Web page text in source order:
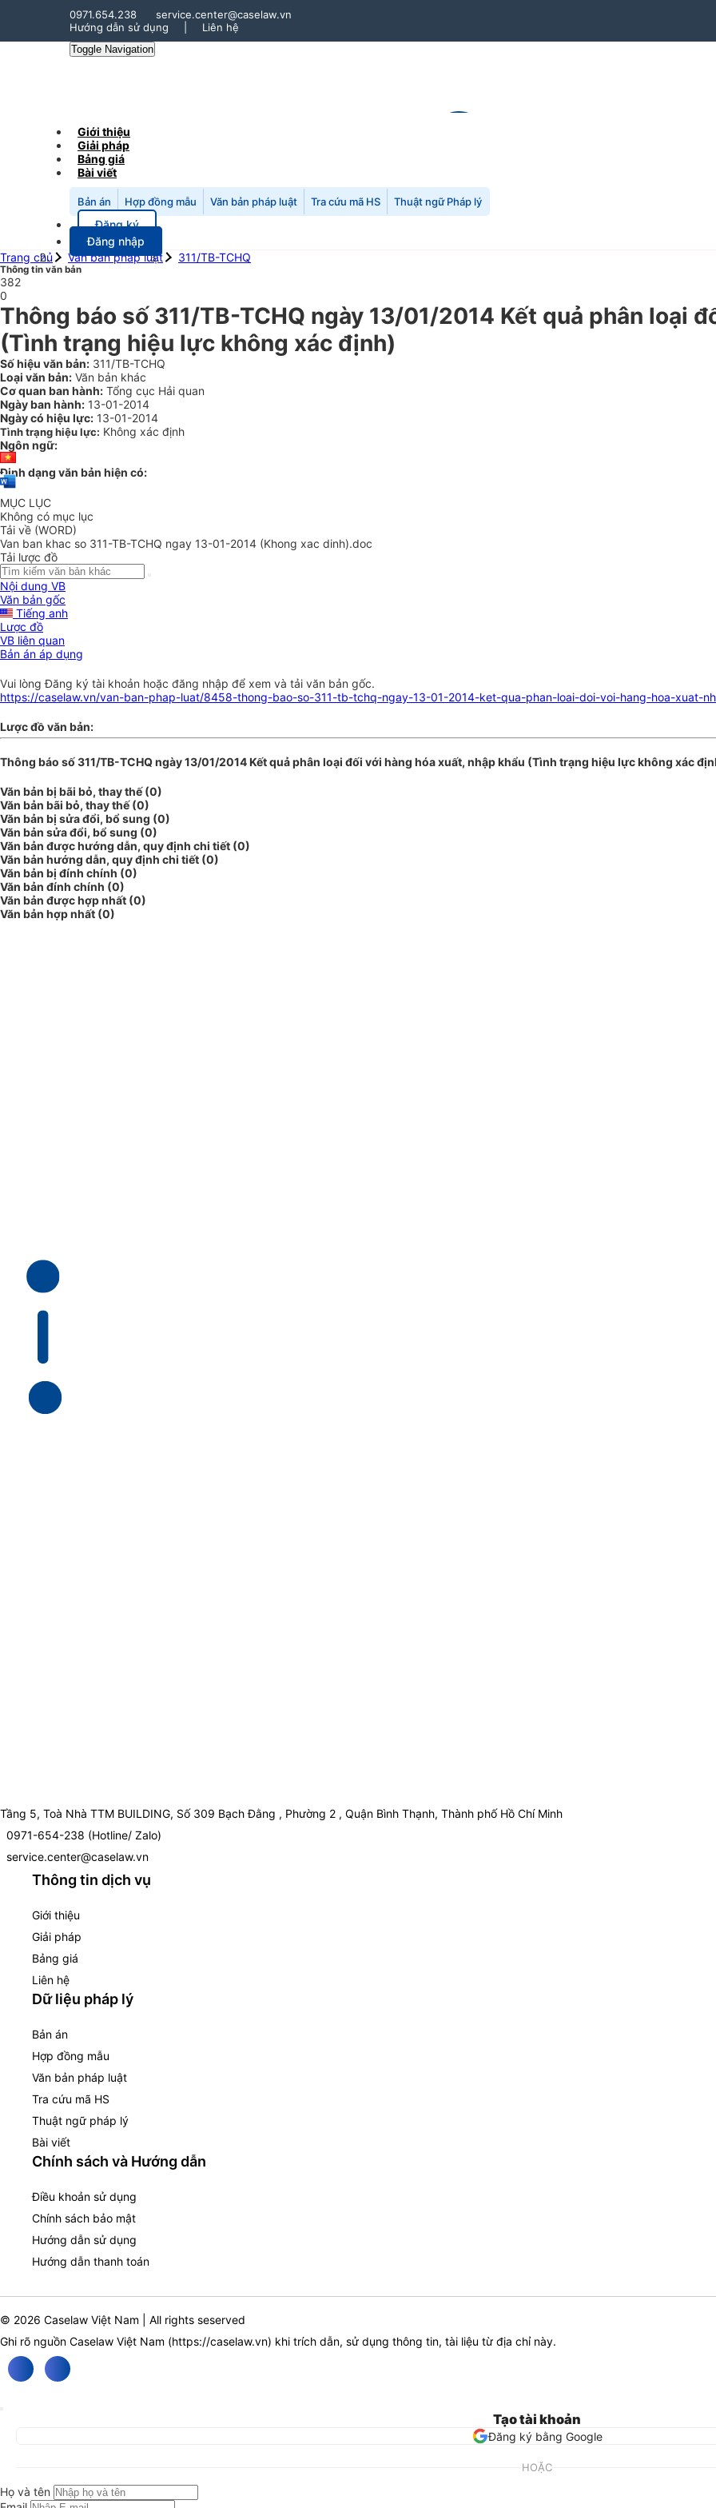
0971.654.238
service.center@caselaw.vn
Hướng dẫn sử dụng
Liên hệ
Toggle Navigation
Giới thiệu
Giải pháp
Bảng giá
Bài viết
Bản án Hợp đồng mẫu Văn bản pháp luật Tra cứu mã HS Thuật ngữ Pháp lý
Đăng ký
Đăng nhập
Trang chủ
Văn bản pháp luật 311/TB-TCHQ
Thông tin văn bản
382
0
Thông báo số 311/TB-TCHQ ngày 13/01/2014 Kết quả phân loại
(Tình trạng hiệu lực không xác định)
Số hiệu văn bản: 311/TB-TCHQ
Loại văn bản: Văn bản khác
Cơ quan ban hành: Tổng cục Hải quan
Ngày ban hành: 13-01-2014
Ngày có hiệu lực: 13-01-2014
Tình trạng hiệu lực: Không xác định
Ngôn ngữ:
Định dạng văn bản hiện có:
MỤC LỤC
Không có mục lục
Tải về (WORD)
Van ban khac so 311-TB-TCHQ ngay 13-01-2014 (Khong xac dinh).doc
Tải lược đồ
Nội dung VB
Văn bản gốc
Tiếng anh
Lược đồ
VB liên quan
Bản án áp dụng
Vui lòngĐăng ký tài khoản hoặc đăng nhập để xem và tải văn bản gốc.
https://caselaw.vn/van-ban-phap-luat/8458-thong-bao-so-311-tb-tchq-ngay-13-01-2014-ket-qua-phan-loai-doi-voi-hang-hoa-xuat-
Lược đồ văn bản:
Thông báo số 311/TB-TCHQ ngày 13/01/2014 Kết quả phân loại đối với hàng hóa xuất, nhập khẩu (Tình trạng hiệu lực không xác
Văn bản bị bãi bỏ, thay thế (0)
Văn bản bãi bỏ, thay thế (0)
Văn bản bị sửa đổi, bổ sung (0)
Văn bản sửa đổi, bổ sung (0)
Văn bản được hướng dẫn, quy định chi tiết (0)
Văn bản hướng dẫn, quy định chi tiết (0)
Văn bản bị đính chính (0)
Văn bản đính chính (0)
Văn bản được hợp nhất (0)
Văn bản hợp nhất (0)
Tầng 5, Toà Nhà TTM BUILDING, Số 309 Bạch Đằng , Phường 2 , Quận Bình Thạnh, Thành phố Hồ Chí Minh
0971-654-238 (Hotline/ Zalo)
service.center@caselaw.vn
Thông tin dịch vụ
Giới thiệu
Giải pháp
Bảng giá
Liên hệ
Dữ liệu pháp lý
Bản án
Hợp đồng mẫu
Văn bản pháp luật
Tra cứu mã HS
Thuật ngữ pháp lý
Bài viết
Chính sách và Hướng dẫn
Điều khoản sử dụng
Chính sách bảo mật
Hướng dẫn sử dụng
Hướng dẫn thanh toán
© 2026 Caselaw Việt Nam | All rights seserved
Ghi rõ nguồn Caselaw Việt Nam (https://caselaw.vn) khi trích dẫn, sử dụng thông tin, tài liệu từ địa chỉ này.
Tạo tài khoản
Đăng ký bằng Google
HOẶC
Họ và tên